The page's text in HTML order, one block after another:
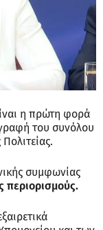
η πρώτη φορά
του συνόλου
συμφωνίας
περιορισμούς.